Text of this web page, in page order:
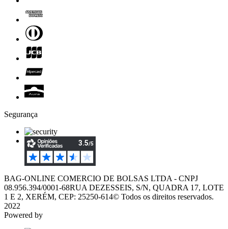
Segurança
BAG-ONLINE COMERCIO DE BOLSAS LTDA - CNPJ
08.956.394/0001-68RUA DEZESSEIS, S/N, QUADRA 17, LOTE
1 E 2, XERÉM, CEP: 25250-614© Todos os direitos reservados.
2022
Powered by